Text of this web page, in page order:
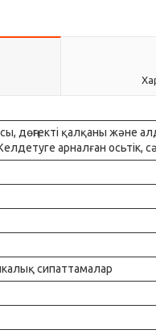
дөңгекті қалқаны және
арналған осьтік,
сипаттамалар